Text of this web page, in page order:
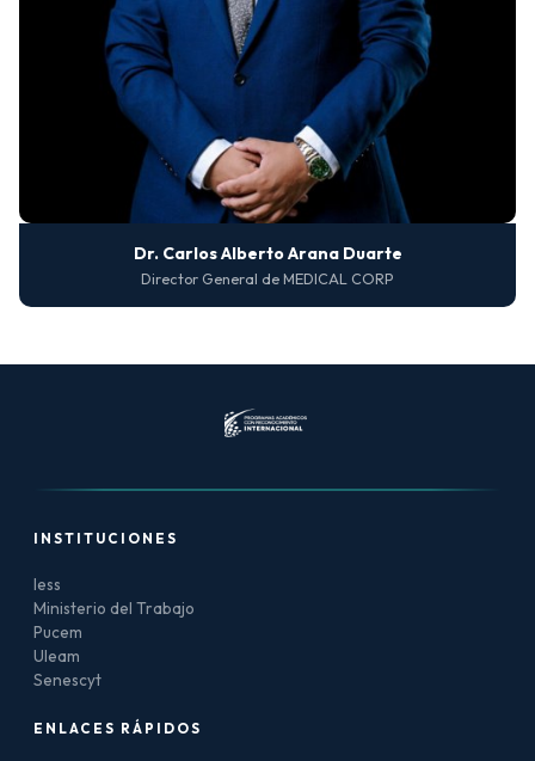
Dr. Carlos Alberto Arana Duarte
Director General de MEDICAL CORP
INSTITUCIONES
Iess
Ministerio del Trabajo
Pucem
Uleam
Senescyt
ENLACES RÁPIDOS